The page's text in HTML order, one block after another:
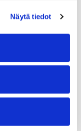
Näytä tiedot
Palloventtiili EM
29,64 €59,61 €